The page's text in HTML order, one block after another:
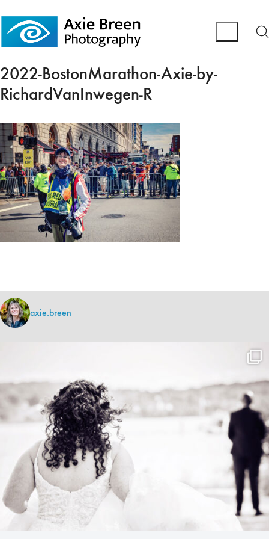
2022-BostonMarathon-Axie-by-
RichardVanInwegen-R
axie.breen